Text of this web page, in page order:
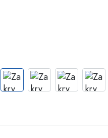
Butelki szklane
Butelki plastikowe